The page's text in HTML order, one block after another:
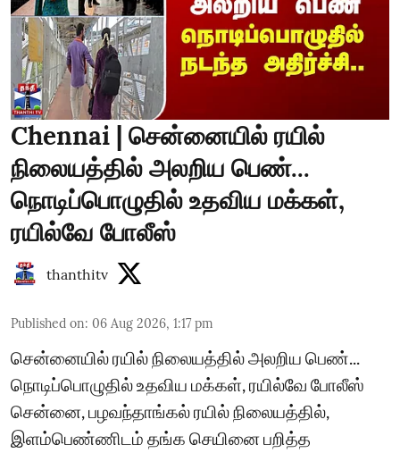
Chennai | சென்னையில் ரயில்
நிலையத்தில் அலறிய பெண்...
நொடிப்பொழுதில் உதவிய மக்கள்,
ரயில்வே போலீஸ்
thanthitv
Published on: 06 Aug 2026, 1:17 pm
சென்னையில் ரயில் நிலையத்தில் அலறிய பெண்...
நொடிப்பொழுதில் உதவிய மக்கள், ரயில்வே போலீஸ்
சென்னை, பழவந்தாங்கல் ரயில் நிலையத்தில்,
இளம்பெண்ணிடம் தங்க செயினை பறித்த